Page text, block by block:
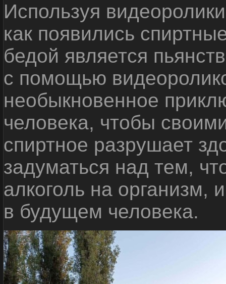
Используя
как появились
бедой является
с помощью
необыкновенное
человека, чтобы
спиртное разрушает
задуматься над тем,
алкоголь на организм,
в будущем человека.